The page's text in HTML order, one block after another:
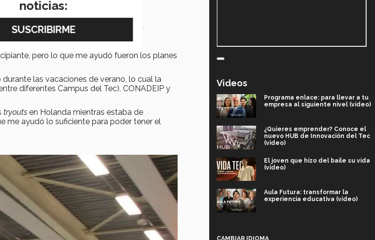
manejaba el Tec.” - Camila
pero lo que me ayudó fueron los planes
las vacaciones de verano, lo cual la
diferentes Campus del Tec), CONADEIP y
tryouts en Holanda mientras estaba de
me ayudó lo suficiente para poder tener el
Videos
Programa enlace: para llevar a tu
empresa al siguiente nivel (video)
¿Quieres emprender? Conoce el
nuevo HUB de Innovación del Tec
(video)
El joven que hizo del baile su vida
(video)
Aula Futura: transformar la
experiencia educativa (video)
CAMBIAR IDIOMA
noticias: